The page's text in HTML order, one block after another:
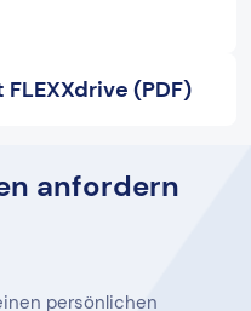
(PDF)
anfordern
persönlichen